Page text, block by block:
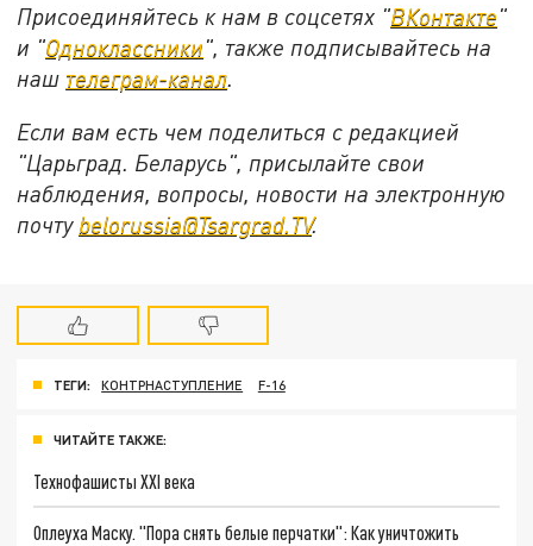
Присоединяйтесь к нам в соцсетях "ВКонтакте"
и "Одноклассники", также подписывайтесь на
наш телеграм-канал
Если вам есть чем поделиться с редакцией
"Царьград. Беларусь", присылайте свои
наблюдения, вопросы, новости на электронную
почту belorussia@Tsargrad.TV.
ТЕГИ: КОНТРНАСТУПЛЕНИЕ F-16
ЧИТАЙТЕ ТАКЖЕ:
Технофашисты XXI века
Оплеуха Маску. "Пора снять белые перчатки": Как уничтожить